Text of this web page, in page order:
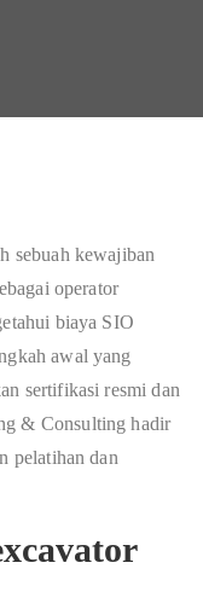
sebuah kewajiban
operator
biaya SIO
awal yang
sertifikasi resmi dan
& Consulting hadir
pelatihan dan